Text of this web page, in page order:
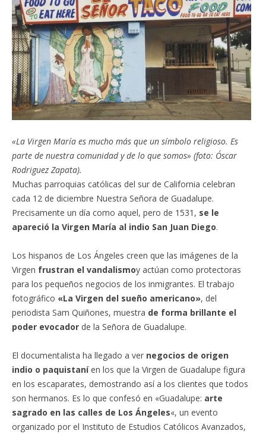
«La Virgen María es mucho más que un símbolo religioso. Es
parte de nuestra comunidad y de lo que somos» (foto: Óscar
Rodriguez Zapata).
Muchas parroquias católicas del sur de California celebran
cada 12 de diciembre Nuestra Señora de Guadalupe.
Precisamente un día como aquel, pero de 1531, se le
apareció la Virgen María al indio San Juan Diego.
Los hispanos de Los Ángeles creen que las imágenes de la
Virgen frustran el vandalismoy actúan como protectoras
para los pequeños negocios de los inmigrantes. El trabajo
fotográfico «La Virgen del sueño americano», del
periodista Sam Quiñones, muestra de forma brillante el
poder evocador de la Señora de Guadalupe.
El documentalista ha llegado a ver negocios de origen
indio o paquistaníen los que la Virgen de Guadalupe figura
en los escaparates, demostrando así a los clientes que todos
son hermanos. Es lo que confesó en «Guadalupe: arte
sagrado en las calles de Los Ángeles«, un evento
organizado por el Instituto de Estudios Católicos Avanzados,